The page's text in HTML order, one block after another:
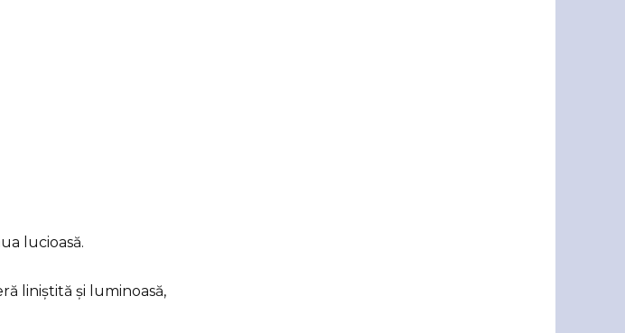
lucioasă.
liniștită și luminoasă,